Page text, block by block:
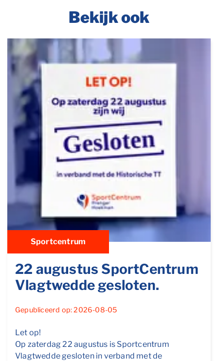
Bekijk ook
Sportcentrum
22 augustus SportCentrum
Vlagtwedde gesloten.
Gepubliceerd op: 2026-08-05
Let op!
Op zaterdag 22 augustus is Sportcentrum
Vlagtwedde gesloten in verband met de